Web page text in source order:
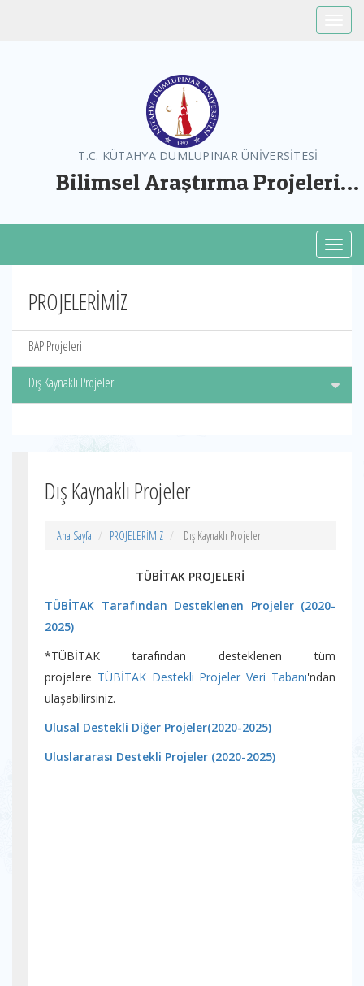
T.C. KÜTAHYA DUMLUPINAR ÜNİVERSİTESİ
Bilimsel Araştırma Projeleri
PROJELERİMİZ
BAP Projeleri
Dış Kaynaklı Projeler
Dış Kaynaklı Projeler
Ana Sayfa PROJELERİMİZ Dış Kaynaklı Projeler
TÜBİTAK PROJELERİ
TÜBİTAK Tarafından Desteklenen Projeler (2020-
2025)
*TÜBİTAK tarafından desteklenen tüm
projelere TÜBİTAK Destekli Projeler Veri Tabanı'ndan
ulaşabilirsiniz.
Ulusal Destekli Diğer Projeler(2020-2025)
Uluslararası Destekli Projeler (2020-2025)